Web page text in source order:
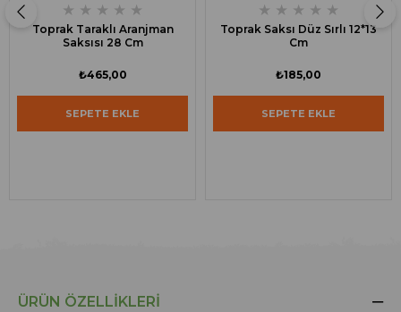
★ ★ ★ ★ ★
Toprak Taraklı Aranjman
Saksısı 28 Cm
₺465,00
SEPETE EKLE
★ ★ ★ ★ ★
Toprak Saksı Düz Sırlı 12*13
Cm
₺185,00
SEPETE EKLE
ÜRÜN ÖZELLIKLERI